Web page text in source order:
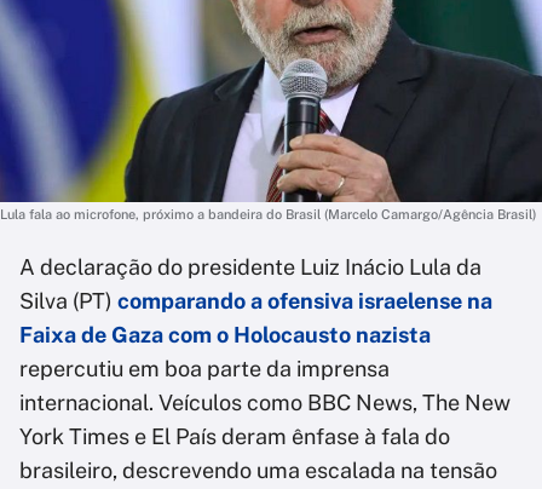
Lula fala ao microfone, próximo a bandeira do Brasil (Marcelo Camargo/Agência Brasil)
A declaração do presidente Luiz Inácio Lula da
Silva (PT) comparando a ofensiva israelense na
Faixa de Gaza com o Holocausto nazista
repercutiu em boa parte da imprensa
internacional. Veículos como BBC News, The New
York Times e El País deram ênfase à fala do
brasileiro, descrevendo uma escalada na tensão